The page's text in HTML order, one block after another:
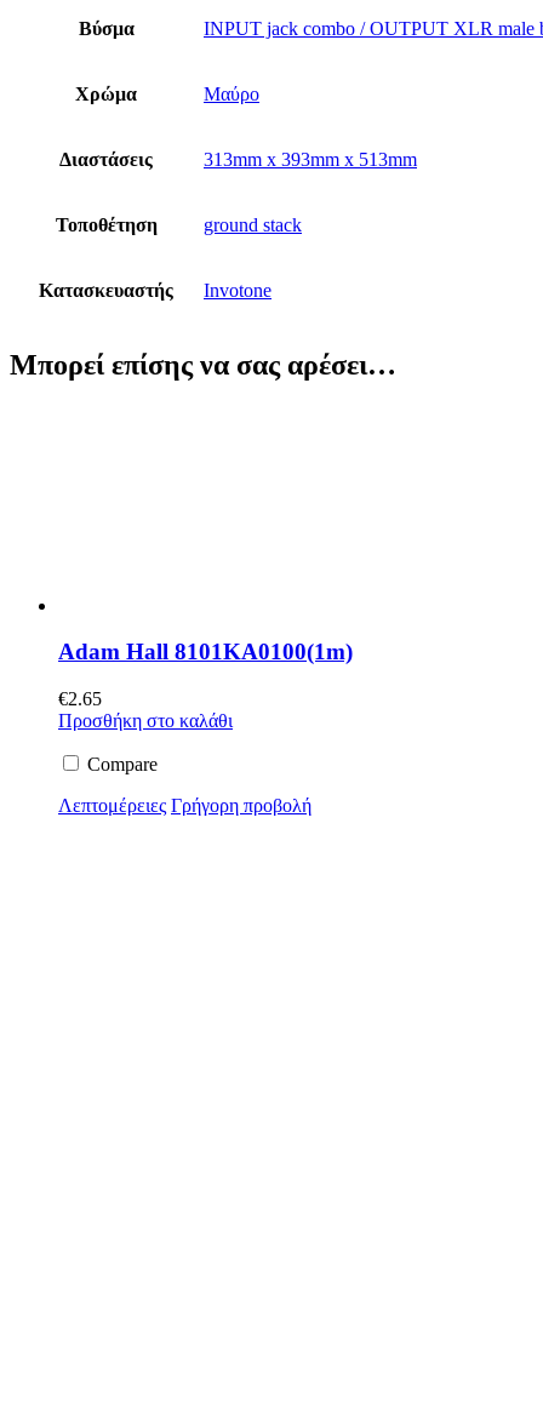
Βύσμα INPUT jack combo / OUTPUT XLR male
Χρώμα Μαύρο
Διαστάσεις 313mm x 393mm x 513mm
Τοποθέτηση ground stack
Κατασκευαστής Invotone
Μπορεί επίσης να σας αρέσει…
Adam Hall 8101KA0100(1m)
€2.65
Προσθήκη στο καλάθι
Compare
Λεπτομέρειες Γρήγορη προβολή